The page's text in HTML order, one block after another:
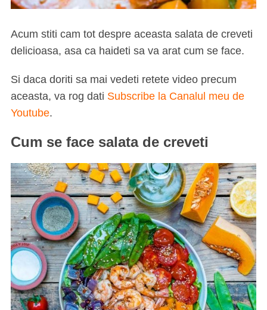
Acum stiti cam tot despre aceasta salata de creveti
delicioasa, asa ca haideti sa va arat cum se face.
Si daca doriti sa mai vedeti retete video precum
aceasta, va rog dati Subscribe la Canalul meu de
Youtube.
Cum se face salata de creveti